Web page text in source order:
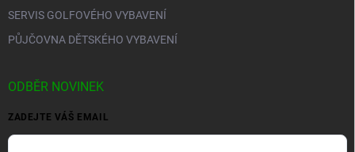
SERVIS GOLFOVÉHO VYBAVENÍ
PŮJČOVNA DĚTSKÉHO VYBAVENÍ
ODBĚR NOVINEK
ZADEJTE VÁŠ EMAIL